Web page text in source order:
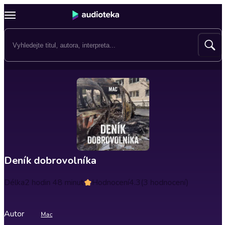
Deník dobrovolníka
Délka2 hodin 48 minut Hodnocení4.3(3 hodnocení)
Autor Mac